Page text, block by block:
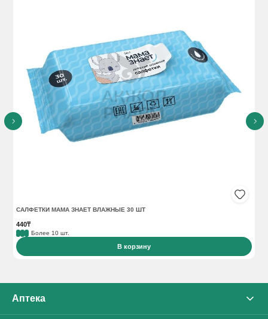
САЛФЕТКИ МАМА ЗНАЕТ ВЛАЖНЫЕ 30 ШТ
440₸
Более 10 шт.
В корзину
Аптека